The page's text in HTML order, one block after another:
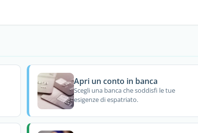
Apri un conto in banca
Scegli una banca che soddisfi le tue
esigenze di espatriato.